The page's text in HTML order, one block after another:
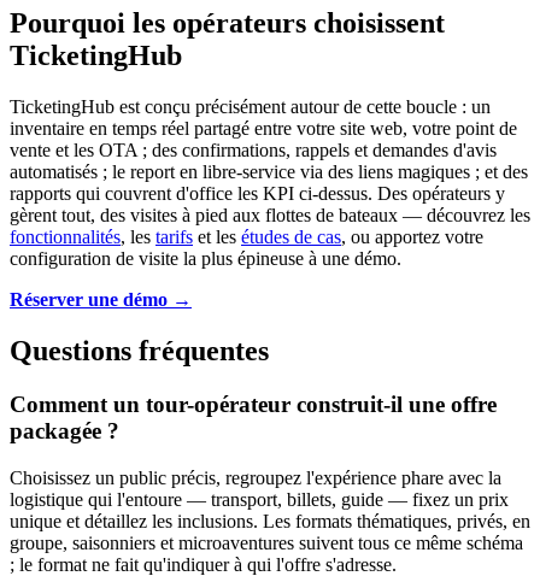
Pourquoi les opérateurs choisissent
TicketingHub
TicketingHub est conçu précisément autour de cette boucle : un
inventaire en temps réel partagé entre votre site web, votre point de
vente et les OTA ; des confirmations, rappels et demandes d'avis
automatisés ; le report en libre-service via des liens magiques ; et des
rapports qui couvrent d'office les KPI ci-dessus. Des opérateurs y
gèrent tout, des visites à pied aux flottes de bateaux — découvrez les
fonctionnalités, les tarifs et les études de cas, ou apportez votre
configuration de visite la plus épineuse à une démo.
Réserver une démo →
Questions fréquentes
Comment un tour-opérateur construit-il une offre
packagée ?
Choisissez un public précis, regroupez l'expérience phare avec la
logistique qui l'entoure — transport, billets, guide — fixez un prix
unique et détaillez les inclusions. Les formats thématiques, privés, en
groupe, saisonniers et microaventures suivent tous ce même schéma
; le format ne fait qu'indiquer à qui l'offre s'adresse.